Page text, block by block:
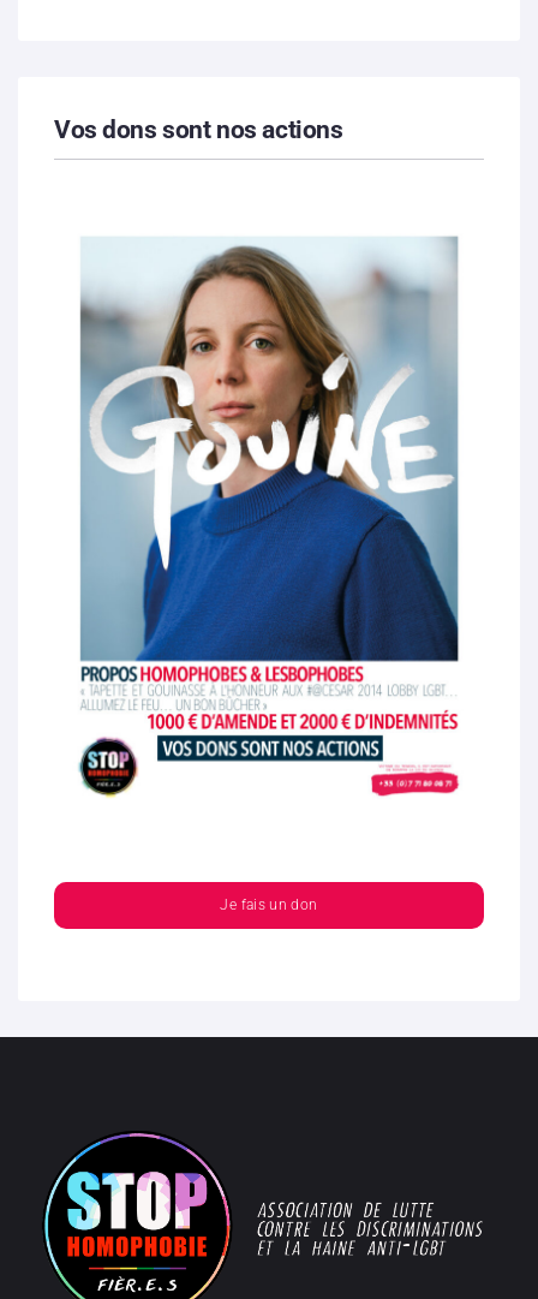
Vos dons sont nos actions
Je fais un don